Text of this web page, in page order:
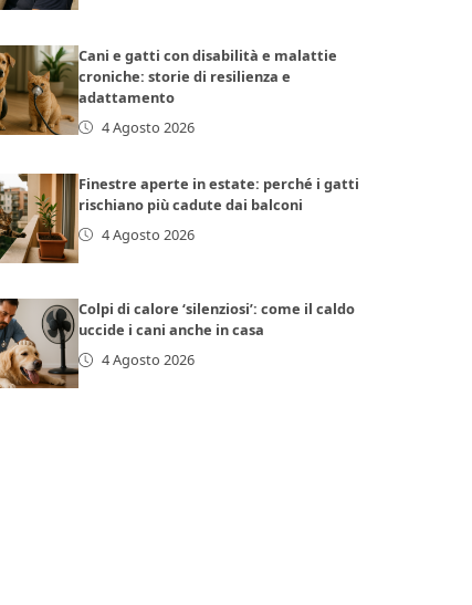
Cani e gatti con disabilità e malattie
croniche: storie di resilienza e
adattamento
4 Agosto 2026
Finestre aperte in estate: perché i gatti
rischiano più cadute dai balconi
4 Agosto 2026
Colpi di calore ‘silenziosi’: come il caldo
uccide i cani anche in casa
4 Agosto 2026